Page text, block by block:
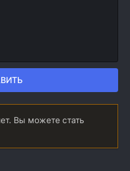
Вы можете стать